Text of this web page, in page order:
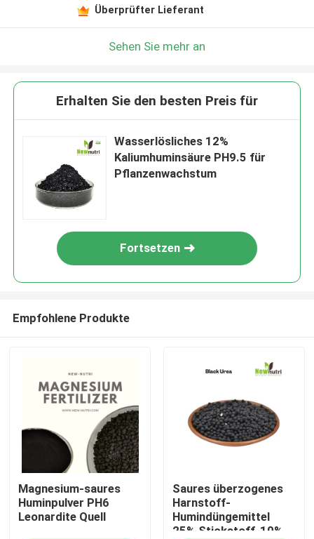
Überprüfter Lieferant
Sehen Sie mehr an
Erhalten Sie den besten Preis für
Wasserlösliches 12%
Kaliumhuminsäure PH9.5 für
Pflanzenwachstum
Fortsetzen
Empfohlene Produkte
Magnesium-saures
Huminpulver PH6
Leonardite Quell
Saures überzogenes
Harnstoff-
Humindüngemittel
25% Stickstoff-10%